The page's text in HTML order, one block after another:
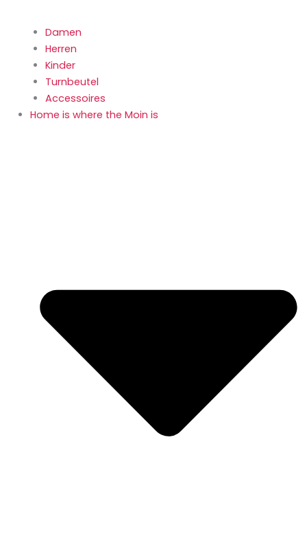
Damen
Herren
Kinder
Turnbeutel
Accessoires
Home is where the Moin is